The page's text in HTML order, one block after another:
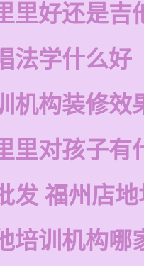
里好还是吉
法学什么好
机构装修效
里对孩子有
发 福州店
培训机构哪